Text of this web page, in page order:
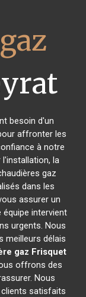
besoin d'un
affronter les
à notre
la
gaz
dans les
assurer un
intervient
urgents. Nous
meilleurs délais
gaz Frisquet
offrons des
Nous
satisfaits